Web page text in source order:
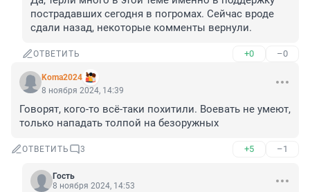
пострадавших сегодня в погромах. Сейчас вроде
сдали назад, некоторые комменты вернули.
ОТВЕТИТЬ +0 –0
Koma2024
8 ноября 2024, 14:39
Говорят, кого-то всё-таки похитили. Воевать не умеют,
только нападать толпой на безоружных
ОТВЕТИТЬ 3 +5 –1
Гость
8 ноября 2024, 14:53